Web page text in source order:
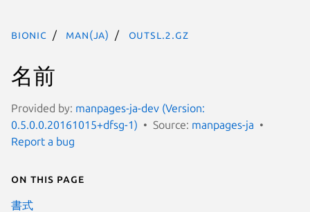
bionic man(ja) outsl.2.gz
名前
Provided by: manpages-ja-dev (Version:
0.5.0.0.20161015+dfsg-1)
Source: manpages-ja
Report a bug
On this page
書式